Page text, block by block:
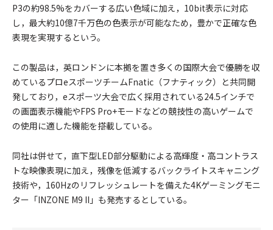
P3の約98.5%をカバーする広い色域に加え，10bit表示に対応
し，最大約10億7千万色の色表示が可能なため，豊かで正確な色
表現を実現するという。
この製品は，英ロンドンに本拠を置き多くの国際大会で優勝を収
めているプロeスポーツチームFnatic（フナティック）と共同開
発しており，eスポーツ大会で広く採用されている24.5インチで
の画面表示機能やFPS Pro+モードなどの競技性の高いゲームで
の使用に適した機能を搭載している。
同社は併せて，直下型LED部分駆動による高輝度・高コントラス
トな映像表現に加え，残像を低減するバックライトスキャニング
技術や，160Hzのリフレッシュレートを備えた4Kゲーミングモニ
ター「INZONE M9 II」も発売するとしている。